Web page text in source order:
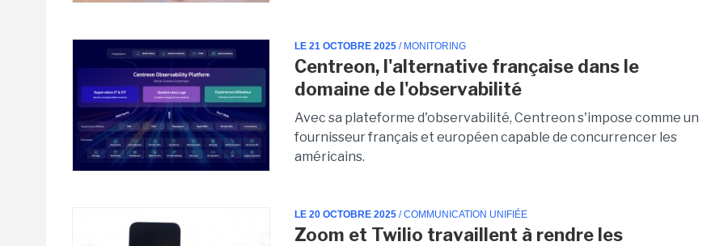
LE 21 OCTOBRE 2025 / MONITORING
Centreon, l'alternative française dans le
domaine de l'observabilité
Avec sa plateforme d'observabilité, Centreon s'impose comme un
fournisseur français et européen capable de concurrencer les
américains.
LE 20 OCTOBRE 2025 / COMMUNICATION UNIFIÉE
Zoom et Twilio travaillent à rendre les